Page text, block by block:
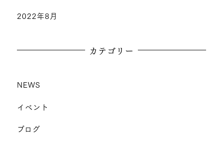
2022年8月
カテゴリー
NEWS
イベント
ブログ